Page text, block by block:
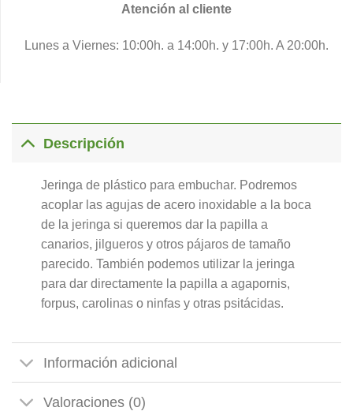
Atención al cliente
Lunes a Viernes: 10:00h. a 14:00h. y 17:00h. A 20:00h.
Descripción
Jeringa de plástico para embuchar. Podremos
acoplar las agujas de acero inoxidable a la boca
de la jeringa si queremos dar la papilla a
canarios, jilgueros y otros pájaros de tamaño
parecido. También podemos utilizar la jeringa
para dar directamente la papilla a agapornis,
forpus, carolinas o ninfas y otras psitácidas.
Información adicional
Valoraciones (0)